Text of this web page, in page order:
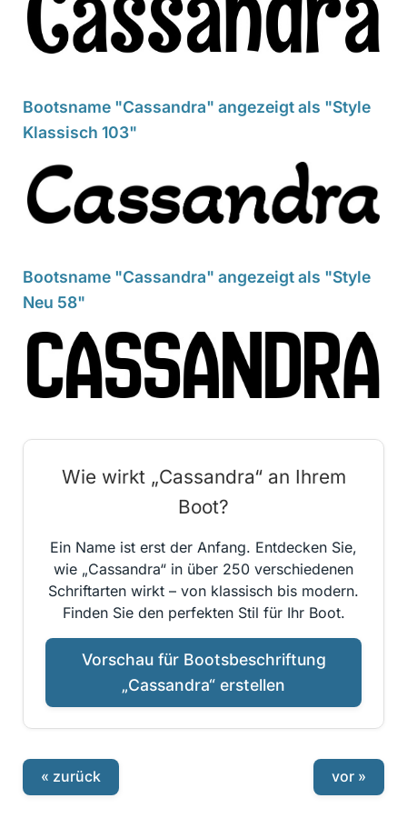
Bootsname "Cassandra" angezeigt als "Style
Klassisch 103"
Bootsname "Cassandra" angezeigt als "Style
Neu 58"
Wie wirkt „Cassandra“ an Ihrem
Boot?
Ein Name ist erst der Anfang. Entdecken Sie,
wie „Cassandra“ in über 250 verschiedenen
Schriftarten wirkt – von klassisch bis modern.
Finden Sie den perfekten Stil für Ihr Boot.
Vorschau für Bootsbeschriftung
„Cassandra“ erstellen
« zurück vor »